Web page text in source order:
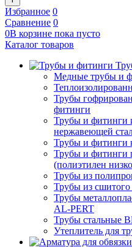
Избранное 0
Сравнение 0
0В корзине пока пусто
Каталог товаров
Медные трубы и
Трубы
фитинги
Трубы и фитинги
нержавеющей
Трубы и
Трубы и
(полиэтилен
Трубы из
Трубы из
Трубы
AL-PERT
Трубы стальные
Утеплитель для